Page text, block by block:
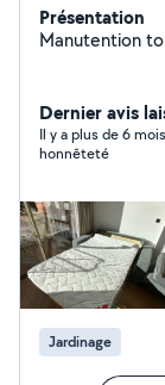
Présentation
Dernier avis
Il y a plus de 6 mois
honnêteté
Jardinage